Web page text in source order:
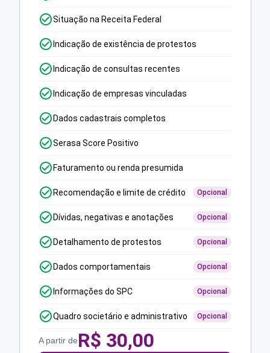
Situação na Receita Federal
Indicação de existência de protestos
Indicação de consultas recentes
Indicação de empresas vinculadas
Dados cadastrais completos
Serasa Score Positivo
Faturamento ou renda presumida
Recomendação e limite de crédito Opcional
Dívidas, negativas e anotações Opcional
Detalhamento de protestos Opcional
Dados comportamentais Opcional
Informações do SPC Opcional
Quadro societário e administrativo Opcional
A partir deR$ 30,00